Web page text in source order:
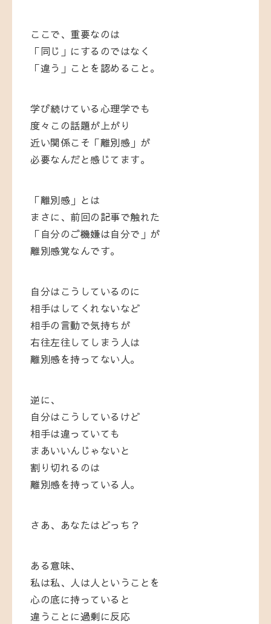
ここで、重要なのは
「同じ」にするのではなく
「違う」ことを認めること。
学び続けている心理学でも
度々この話題が上がり
近い関係こそ「離別感」が
必要なんだと感じてます。
「離別感」とは
まさに、前回の記事で触れた
「自分のご機嫌は自分で」が
離別感覚なんです。
自分はこうしているのに
相手はしてくれないなど
相手の言動で気持ちが
右往左往してしまう人は
離別感を持ってない人。
逆に、
自分はこうしているけど
相手は違っていても
まあいいんじゃないと
割り切れるのは
離別感を持っている人。
さあ、あなたはどっち？
ある意味、
私は私、人は人ということを
心の底に持っていると
違うことに過剰に反応